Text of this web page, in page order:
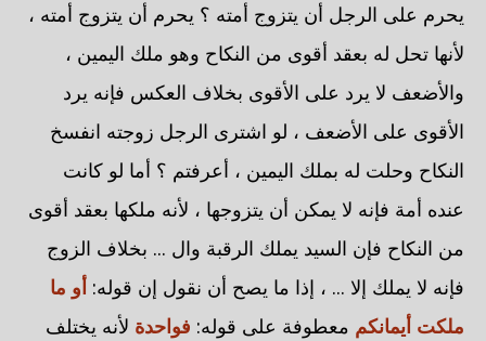
يحرم على الرجل أن يتزوج أمته ؟ يحرم أن يتزوج أمته ،
لأنها تحل له بعقد أقوى من النكاح وهو ملك اليمين ،
والأضعف لا يرد على الأقوى بخلاف العكس فإنه يرد
الأقوى على الأضعف ، لو اشترى الرجل زوجته انفسخ
النكاح وحلت له بملك اليمين ، أعرفتم ؟ أما لو كانت
عنده أمة فإنه لا يمكن أن يتزوجها ، لأنه ملكها بعقد أقوى
من النكاح فإن السيد يملك الرقبة وال ... بخلاف الزوج
فإنه لا يملك إلا ... ، إذا ما يصح أن نقول إن قوله: أو ما
ملكت أيمانكم معطوفة على قوله: فواحدة لأنه يختلف